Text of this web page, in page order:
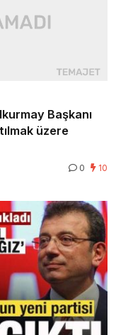
Başkanı
üzere
0 10